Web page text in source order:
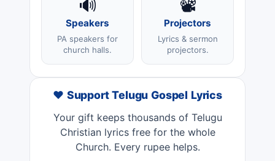
🔊
Speakers
PA speakers for
church halls.
📽️
Projectors
Lyrics & sermon
projectors.
❤️ Support Telugu Gospel Lyrics
Your gift keeps thousands of Telugu
Christian lyrics free for the whole
Church. Every rupee helps.